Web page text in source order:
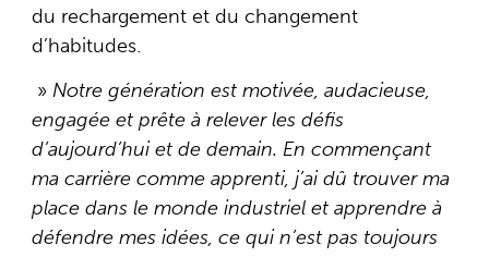
du rechargement et du changement
d’habitudes.
» Notre génération est motivée, audacieuse,
engagée et prête à relever les défis
d’aujourd’hui et de demain. En commençant
ma carrière comme apprenti, j’ai dû trouver ma
place dans le monde industriel et apprendre à
défendre mes idées, ce qui n’est pas toujours